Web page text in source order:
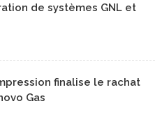
de systèmes GNL et
finalise le rachat
Gas